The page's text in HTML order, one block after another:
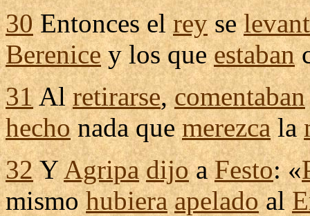
30Entonces elreyse
Berenicey los queestaban
31Alretirarse,comentaban
hechonada quemerezcala
32YAgripa dijoaFesto: «
mismohubiera apeladoal